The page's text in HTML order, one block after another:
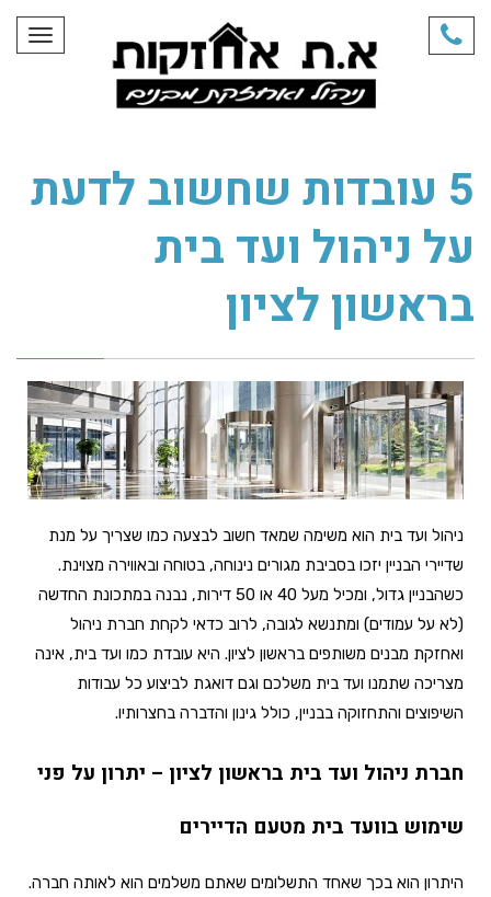
5 עובדות שחשוב לדעת
על ניהול ועד בית
בראשון לציון
ניהול ועד בית הוא משימה שמאד חשוב לבצעה כמו שצריך על מנת
שדיירי הבניין יזכו בסביבת מגורים נינוחה, בטוחה ובאווירה מצוינת.
כשהבניין גדול, ומכיל מעל 40 או 50 דירות, נבנה במתכונת החדשה
(לא על עמודים) ומתנשא לגובה, לרוב כדאי לקחת חברת ניהול
ואחזקת מבנים משותפים בראשון לציון. היא עובדת כמו ועד בית, אינה
מצריכה שתמנו ועד בית משלכם וגם דואגת לביצוע כל עבודות
השיפוצים והתחזוקה בבניין, כולל גינון והדברה בחצרותיו.
חברת ניהול ועד בית בראשון לציון – יתרון על פני
שימוש בוועד בית מטעם הדיירים
היתרון הוא בכך שאחד התשלומים שאתם משלמים הוא לאותה חברה.